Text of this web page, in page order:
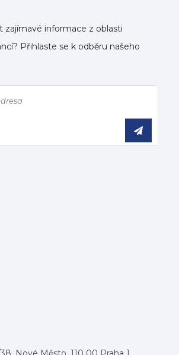
zajímavé informace z oblasti
Přihlaste se k odběru našeho